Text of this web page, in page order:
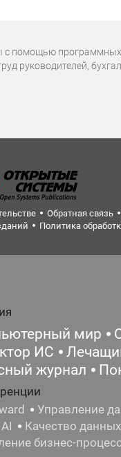
с помощью программных
руководителей,
Обратная связь
Политика
мир
ИС
журнал
Управление
Качество данных
бизнес-